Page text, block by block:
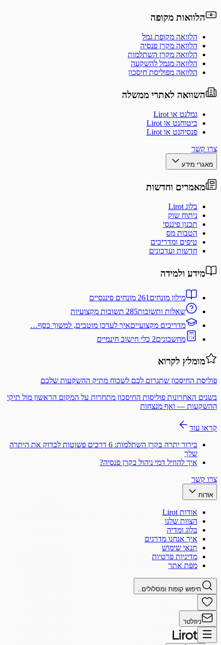
הלוואות מקופה
הלוואה מקופת גמל
הלוואה מקרן פנסיה
הלוואה מקרן השתלמות
הלוואה מגמל להשקעה
הלוואה מפוליסת חיסכון
השוואה לאתרי ממשלה
גמלנט או Lirot
ביטוחנט או Lirot
פנסיהנט או Lirot
צרו קשר
מאגרי מידע
מאמרים וחדשות
בלוג Lirot
ניתוח שוק
תכנון פיננסי
הטבות מס
טיפים ומדריכים
חדשות ועדכונים
מידע ולמידה
מילון מונחים 261 מונחים פיננסיים
שאלות ותשובות285 תשובות מקצועיות
מדריכים מקצועייםאיך לעדכן מוטבים, למשוך כסף…
מחשבונים2 כלי חישוב חינמיים
מומלץ לקרוא
פוליסת החיסכון שתגרום לכם לשכוח מתיק ההשקעות שלכם
בשנים האחרונות פוליסות החיסכון מתחרות על המקום הראשון מול תיקי
ההשקעות — ואף מנצחות
קראו עוד
בירור יתרה בקרן השתלמות: 6 דרכים פשוטות לבדוק את היתרה
שלך
איך להוזיל דמי ניהול בקרן פנסיה?
צרו קשר
אודות
אודות Lirot
הצוות שלנו
בלוג ומדיה
איך אנחנו מדרגים
תנאי שימוש
מדיניות פרטיות
מפת אתר
חיפוש קופות ומסלולים..
ניוזלטר